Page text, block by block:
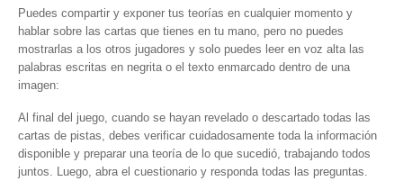
Puedes compartir y exponer tus teorías en cualquier momento y
hablar sobre las cartas que tienes en tu mano, pero no puedes
mostrarlas a los otros jugadores y solo puedes leer en voz alta las
palabras escritas en negrita o el texto enmarcado dentro de una
imagen:
Al final del juego, cuando se hayan revelado o descartado todas las
cartas de pistas, debes verificar cuidadosamente toda la información
disponible y preparar una teoría de lo que sucedió, trabajando todos
juntos. Luego, abra el cuestionario y responda todas las preguntas.